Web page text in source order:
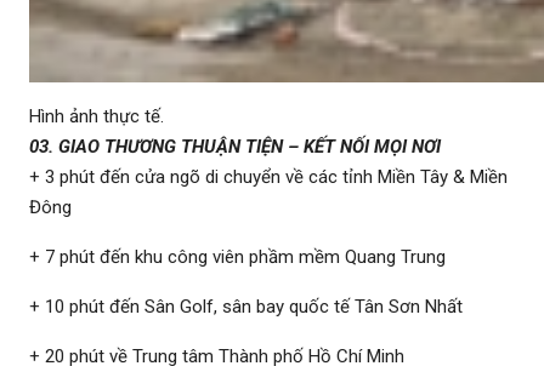
Hình ảnh thực tế.
03. GIAO THƯƠNG THUẬN TIỆN – KẾT NỐI MỌI NƠI
+ 3 phút đến cửa ngõ di chuyển về các tỉnh Miền Tây & Miền
Đông
+ 7 phút đến khu công viên phầm mềm Quang Trung
+ 10 phút đến Sân Golf, sân bay quốc tế Tân Sơn Nhất
+ 20 phút về Trung tâm Thành phố Hồ Chí Minh